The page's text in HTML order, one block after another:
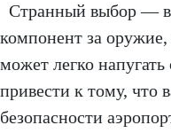
Странный выбор —
компонент за
может легко
привести к тому, что
безопасности